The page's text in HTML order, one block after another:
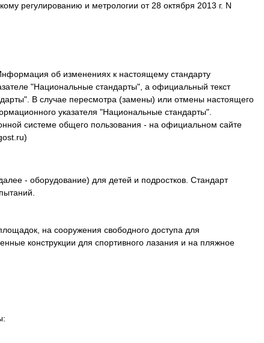
регулированию и метрологии от 28 октября 2013 г. N
об изменениях к настоящему стандарту
"Национальные стандарты", а официальный текст
В случае пересмотра (замены) или отмены настоящего
указателя "Национальные стандарты".
системе общего пользования - на официальном сайте
- оборудование) для детей и подростков. Стандарт
на сооружения свободного доступа для
конструкции для спортивного лазания и на пляжное